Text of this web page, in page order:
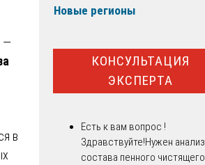
—
в
Новые регионы
КОНСУЛЬТАЦИЯ
ЭКСПЕРТА
Есть к вам вопрос !
Здравствуйте!Нужен анализ
состава пенного чистящего